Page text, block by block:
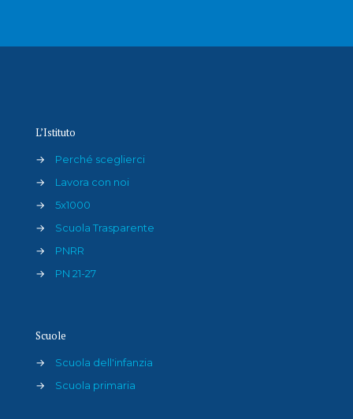
L’Istituto
→
Perché sceglierci
→
Lavora con noi
→
5x1000
→
Scuola Trasparente
→
PNRR
→
PN 21-27
Scuole
→
Scuola dell'infanzia
→
Scuola primaria